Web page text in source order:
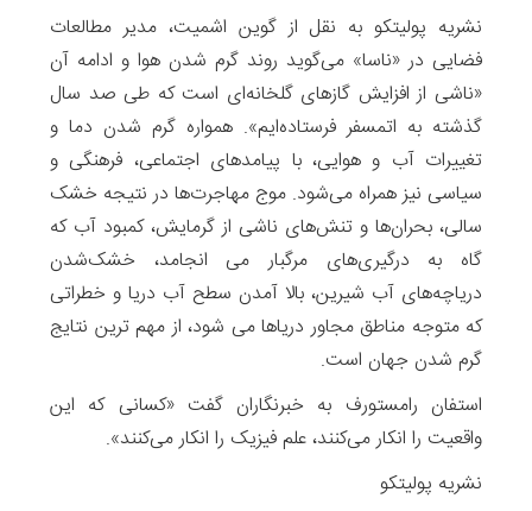
نشریه پولیتکو به نقل از گوین اشمیت، مدیر مطالعات
فضایی در «ناسا» می‌گوید روند گرم شدن هوا و ادامه آن
«ناشی از افزایش گازهای گلخانه‌ای‌ است که طی صد سال
گذشته به اتمسفر فرستاده‌ایم». همواره گرم شدن دما و
تغییرات آب ‌و هوایی، با پیامدهای اجتماعی، فرهنگی و
سیاسی نیز همراه می‌شود. موج مهاجرت‌ها در نتیجه خشک
سالی، بحران‌ها و تنش‌های ناشی از گرمایش، کمبود آب که
گاه به درگیری‌های مرگبار می انجامد، خشک‌شدن
دریاچه‌های آب شیرین، بالا آمدن سطح آب دریا و خطراتی
که متوجه مناطق مجاور دریاها می شود، از مهم ترین نتایج
گرم شدن جهان است.
استفان رامستورف به خبرنگاران گفت «کسانی که این
واقعیت را انکار می‌کنند، علم فیزیک را انکار می‌کنند».
نشریه پولیتکو